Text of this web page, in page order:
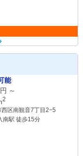
能
円 ～
2
西区南観音7丁目2−5
南駅 徒歩15分